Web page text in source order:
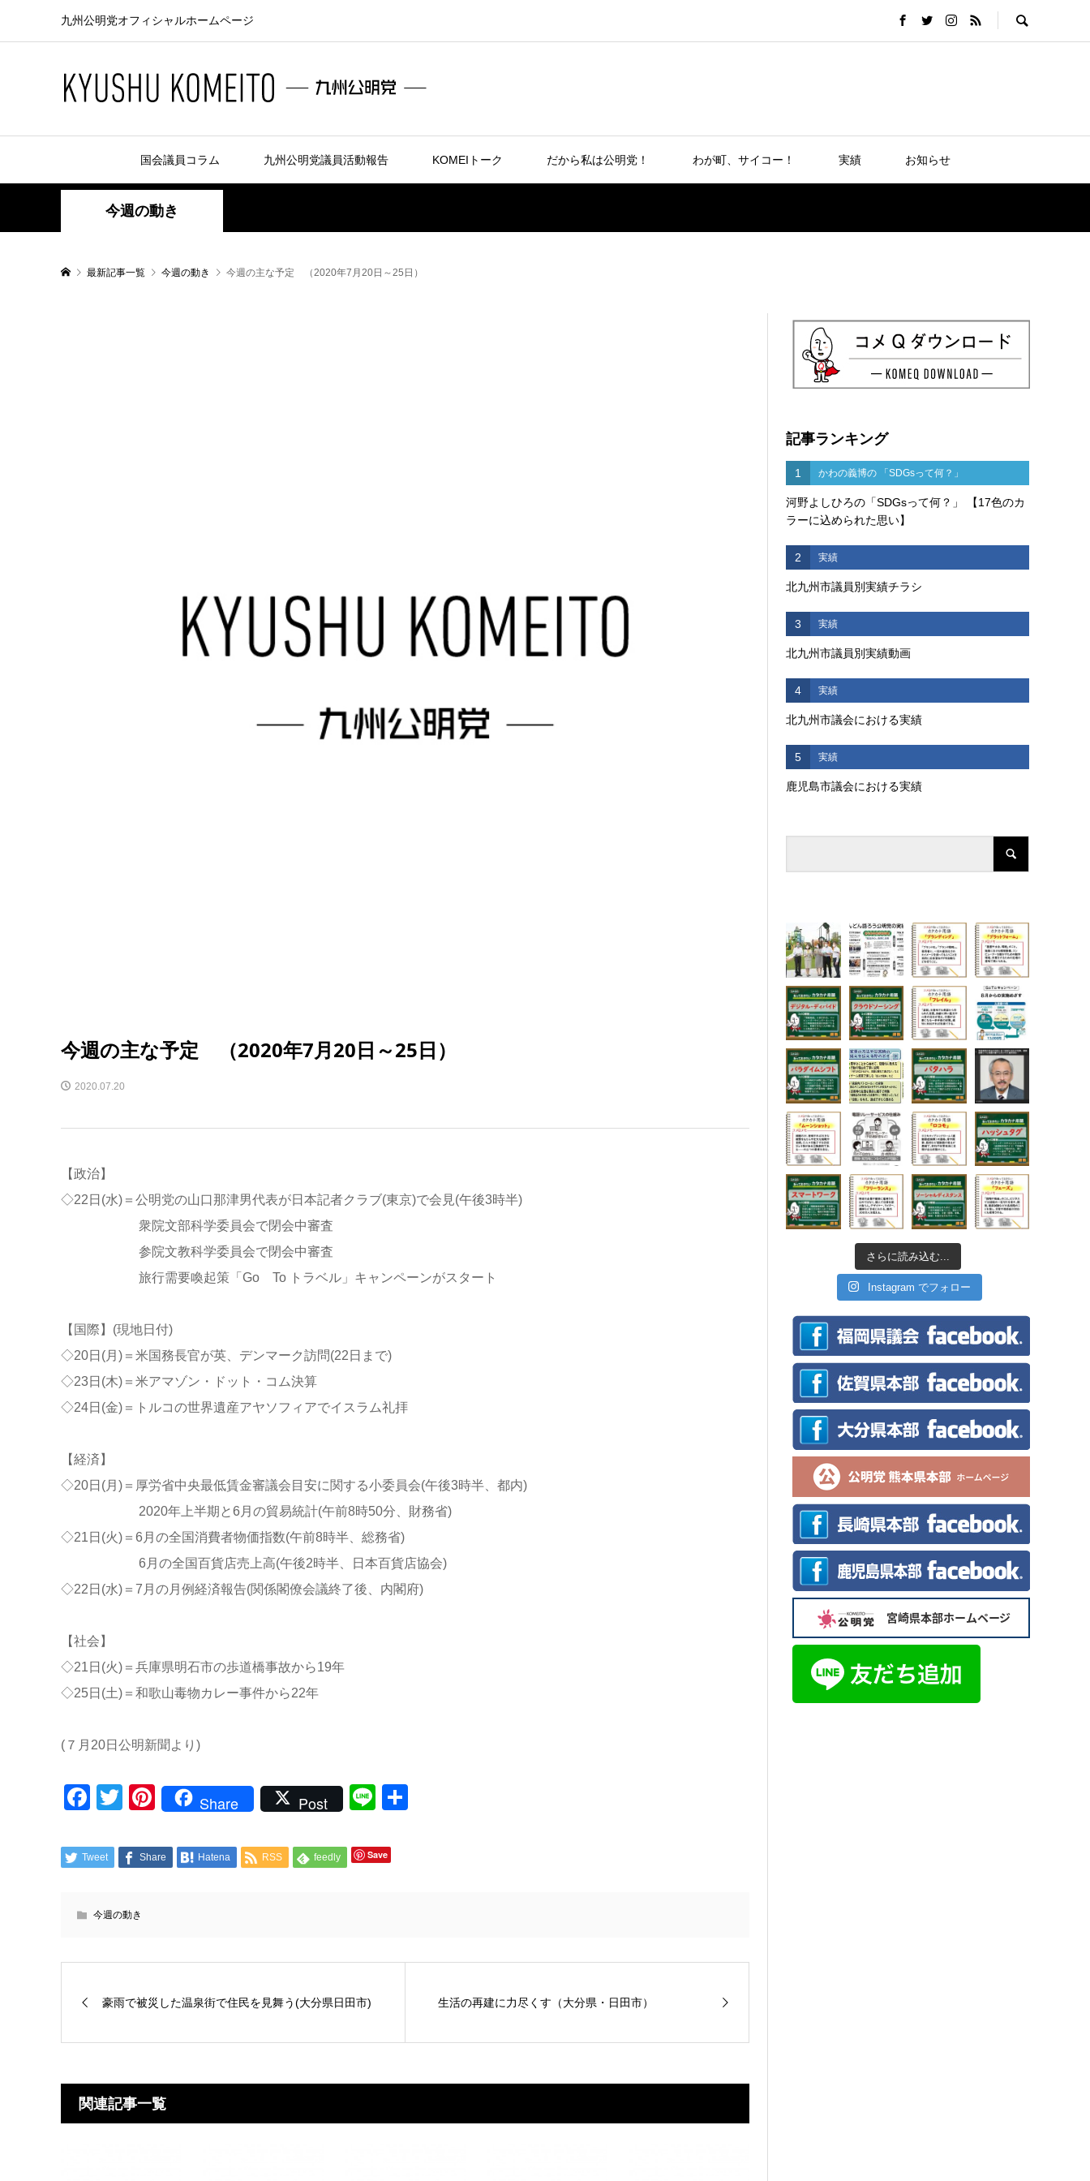
九州公明党オフィシャルホームページ
国会議員コラム 九州公明党議員活動報告 KOMEIトーク だから私は公明党！ わが町、サイコー！ 実績 お知らせ
今週の動き
最新記事一覧 今週の動き 今週の主な予定 （2020年7月20日～25日）
今週の主な予定 （2020年7月20日～25日）
2020.07.20
【政治】
◇22日(水)＝公明党の山口那津男代表が日本記者クラブ(東京)で会見(午後3時半)
衆院文部科学委員会で閉会中審査
参院文教科学委員会で閉会中審査
旅行需要喚起策「Go To トラベル」キャンペーンがスタート
【国際】(現地日付)
◇20日(月)＝米国務長官が英、デンマーク訪問(22日まで)
◇23日(木)＝米アマゾン・ドット・コム決算
◇24日(金)＝トルコの世界遺産アヤソフィアでイスラム礼拝
【経済】
◇20日(月)＝厚労省中央最低賃金審議会目安に関する小委員会(午後3時半、都内)
2020年上半期と6月の貿易統計(午前8時50分、財務省)
◇21日(火)＝6月の全国消費者物価指数(午前8時半、総務省)
6月の全国百貨店売上高(午後2時半、日本百貨店協会)
◇22日(水)＝7月の月例経済報告(関係閣僚会議終了後、内閣府)
【社会】
◇21日(火)＝兵庫県明石市の歩道橋事故から19年
◇25日(土)＝和歌山毒物カレー事件から22年
(７月20日公明新聞より)
Facebook
TwitterPinterest
Share Post Line
Tweet Share Hatena RSS feedly Save
今週の動き
豪雨で被災した温泉街で住民を見舞う(大分県日田市) 生活の再建に力尽くす（大分県・日田市）
関連記事一覧
記事ランキング
1 かわの義博の 「SDGsって何？」
河野よしひろの「SDGsって何？」 【17色のカ
ラーに込められた思い】
2 実績
北九州市議員別実績チラシ
3 実績
北九州市議員別実績動画
4 実績
北九州市議会における実績
5 実績
鹿児島市議会における実績
さらに読み込む...
Instagram でフォロー